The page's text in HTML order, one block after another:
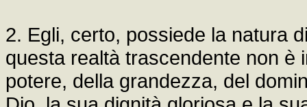
2. Egli, certo, possiede la natura
questa realtà trascendente non è
potere, della grandezza, del